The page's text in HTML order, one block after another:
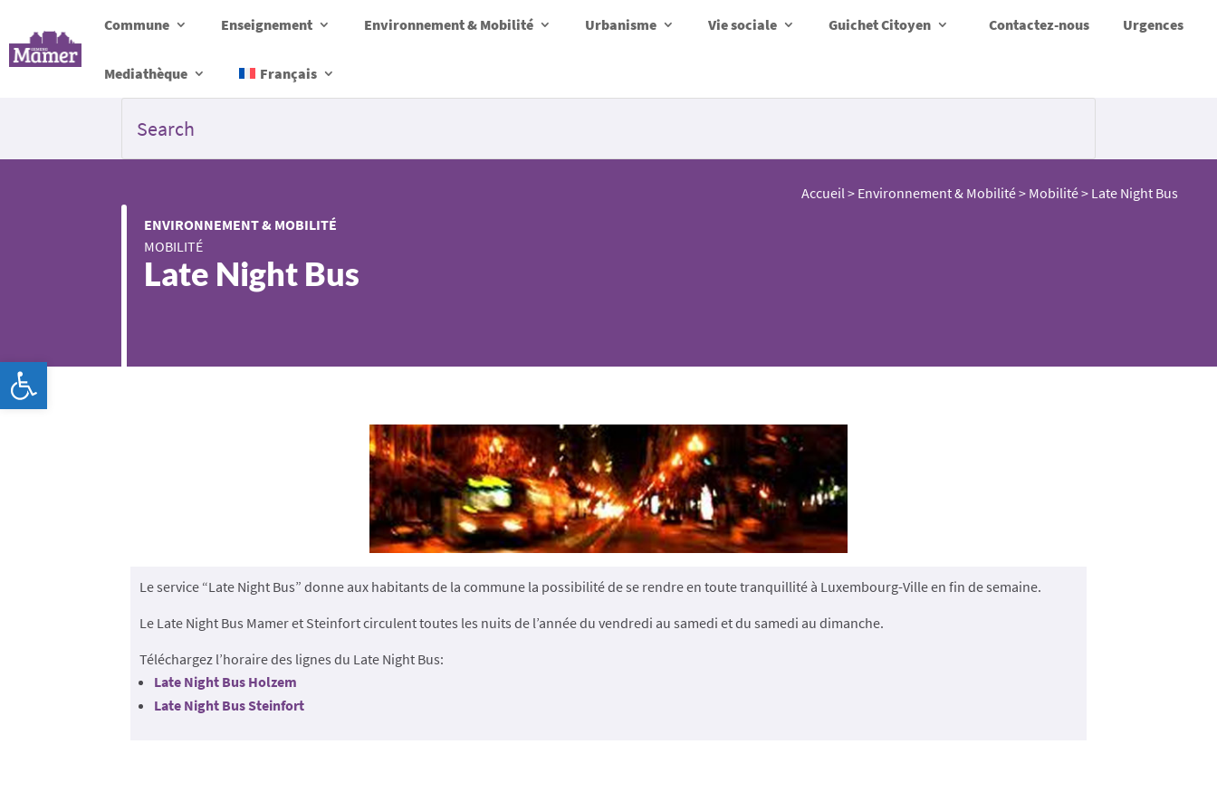
Commune Enseignement Environnement & Mobilité Urbanisme Vie sociale Guichet Citoyen Contactez-nous Urgences
Mediathèque Français
ENVIRONNEMENT & MOBILITÉ
MOBILITÉ
Late Night Bus
Accueil> Environnement & Mobilité> Mobilité> Late Night Bus
Le service “Late Night Bus” donne aux habitants de la commune la possibilité de se rendre en toute tranquillité à Luxembourg-Ville en fin de semaine.
Le Late Night Bus Mamer et Steinfort circulent toutes les nuits de l’année du vendredi au samedi et du samedi au dimanche.
Téléchargez l’horaire des lignes du Late Night Bus:
Late Night Bus Holzem
Late Night Bus Steinfort
Ouvrir la barre d’outils